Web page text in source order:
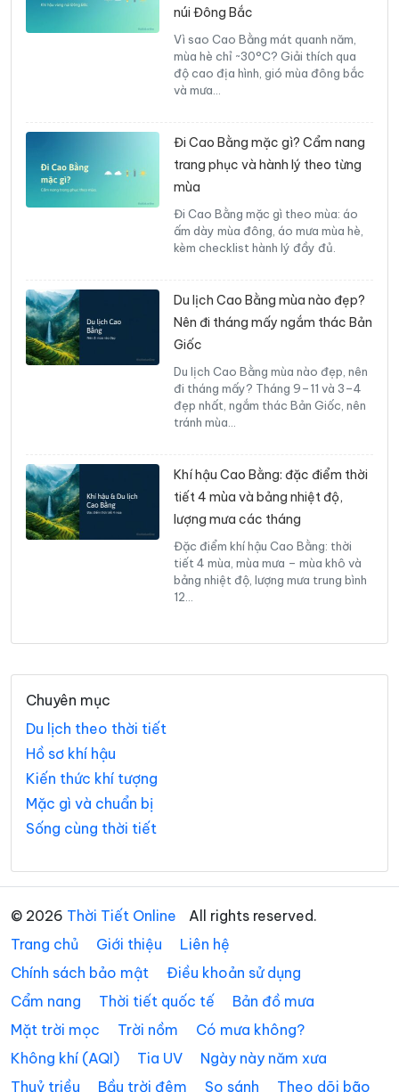
núi Đông Bắc
Vì sao Cao Bằng mát quanh năm,
mùa hè chỉ ~30°C? Giải thích qua
độ cao địa hình, gió mùa đông bắc
và mưa…
Đi Cao Bằng mặc gì? Cẩm nang
trang phục và hành lý theo từng
mùa
Đi Cao Bằng mặc gì theo mùa: áo
ấm dày mùa đông, áo mưa mùa hè,
kèm checklist hành lý đầy đủ.
Du lịch Cao Bằng mùa nào đẹp?
Nên đi tháng mấy ngắm thác Bản
Giốc
Du lịch Cao Bằng mùa nào đẹp, nên
đi tháng mấy? Tháng 9–11 và 3–4
đẹp nhất, ngắm thác Bản Giốc, nên
tránh mùa…
Khí hậu Cao Bằng: đặc điểm thời
tiết 4 mùa và bảng nhiệt độ,
lượng mưa các tháng
Đặc điểm khí hậu Cao Bằng: thời
tiết 4 mùa, mùa mưa – mùa khô và
bảng nhiệt độ, lượng mưa trung bình
12…
Chuyên mục
Du lịch theo thời tiết
Hồ sơ khí hậu
Kiến thức khí tượng
Mặc gì và chuẩn bị
Sống cùng thời tiết
© 2026 Thời Tiết Online
All rights reserved.
Trang chủ
Giới thiệu
Liên hệ
Chính sách bảo mật
Điều khoản sử dụng
Cẩm nang
Thời tiết quốc tế
Bản đồ mưa
Mặt trời mọc
Trời nồm
Có mưa không?
Không khí (AQI)
Tia UV
Ngày này năm xưa
Thuỷ triều
Bầu trời đêm So sánh Theo dõi bão